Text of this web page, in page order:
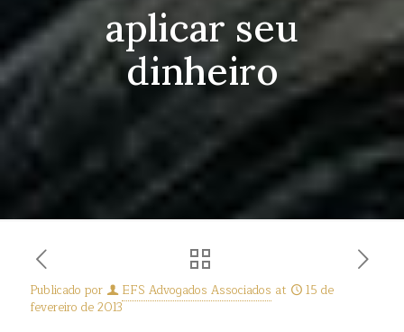
aplicar seu
dinheiro
Publicado por EFS Advogados Associados at
15 de
fevereiro de 2013